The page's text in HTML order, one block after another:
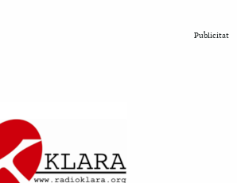
Publicitat